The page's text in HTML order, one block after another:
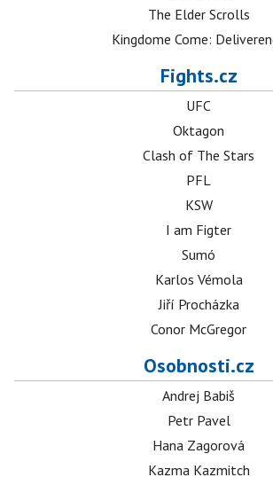
The Elder Scrolls
Kingdome Come:
Fights.cz
UFC
Oktagon
Clash of The Stars
PFL
KSW
I am Figter
Sumó
Karlos Vémola
Jiří Procházka
Conor McGregor
Osobnosti.cz
Andrej Babiš
Petr Pavel
Hana Zagorová
Kazma Kazmitch